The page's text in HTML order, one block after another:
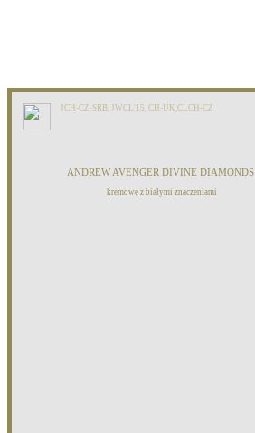
JCH-CZ-SRB, JWCL'15, CH-UK,CLCH-CZ
ANDREW AVENGER DIVINE DIAMONDS
kremowe z białymi znaczeniami